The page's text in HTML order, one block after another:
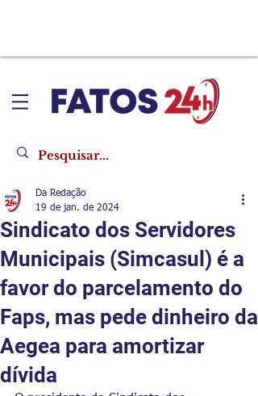
Sindicato dos Servidores
Municipais (Simcasul) é a
favor do parcelamento do
Faps, mas pede dinheiro da
Aegea para amortizar
dívida
Da Redação
19 de jan. de 2024